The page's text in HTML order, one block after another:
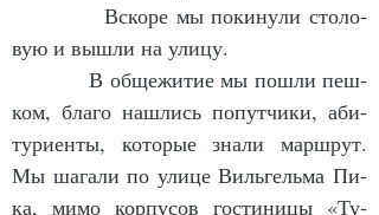
            Вско­ре мы по­ки­ну­ли сто­ло­
вую и вы­шли на ули­цу.
            В об­ще­жи­тие мы по­шли пеш­
ком, бла­го на­шлись по­пут­чи­ки, аби­
ту­ри­ен­ты, ко­то­рые зна­ли марш­рут.
Мы ша­га­ли по ули­це Виль­гель­ма Пи­
ка, ми­мо кор­пу­сов гос­ти­ни­цы «Ту­